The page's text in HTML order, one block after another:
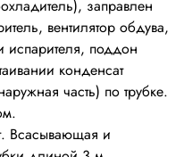
заправлен
вентилятор обдува,
испарителя, поддон
конденсат
часть) по трубке.
Всасывающая и